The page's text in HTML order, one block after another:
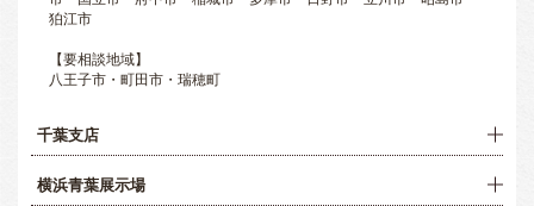
狛江市
【要相談地域】
八王子市・町田市・瑞穂町
千葉支店
横浜青葉展示場